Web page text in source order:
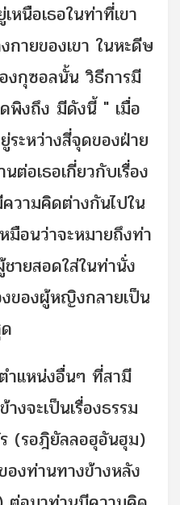
หนือเธอในท่าที่เขา
กายของเขา ในหะดีษ
งกุซอลนั้น วิธีการมี
พิงถึง มีดังนี้ " เมื่อ
ะหว่างสี่จุดของฝ่าย
ต่อเธอเกี่ยวกับเรื่อง
ามคิดต่างกันไปใน
มือนว่าจะหมายถึงท่า
ายสอดใส่ในท่านั่ง
ของผู้หญิงกลายเป็น
ำแหน่งอื่นๆ ที่สามี
งจะเป็นเรื่องธรรม
(รอฎิยัลลอฮุอันฮุม)
งท่านทางข้างหลัง